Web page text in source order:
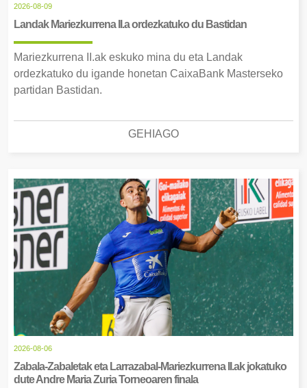
2026-08-09
Landak Mariezkurrena II.a ordezkatuko du Bastidan
Mariezkurrena II.ak eskuko mina du eta Landak
ordezkatuko du igande honetan CaixaBank Masterseko
partidan Bastidan.
GEHIAGO
2026-08-06
Zabala-Zabaletak eta Larrazabal-Mariezkurrena II.ak jokatuko
dute Andre Maria Zuria Torneoaren finala